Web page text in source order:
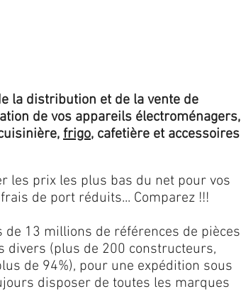
la distribution et de la vente de
de vos appareils électroménagers,
frigo, cafetière et accessoires
les prix les plus bas du net pour vos
de port réduits... Comparez !!!
13 millions de références de pièces
divers (plus de 200 constructeurs,
de 94%), pour une expédition sous
disposer de toutes les marques